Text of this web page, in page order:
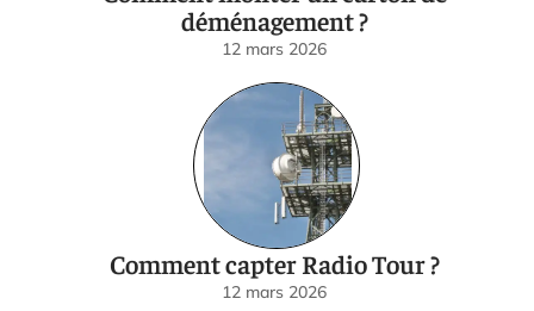
déménagement ?
12 mars 2026
Comment capter Radio Tour ?
12 mars 2026